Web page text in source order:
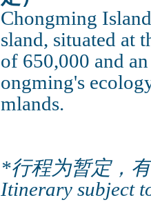
Chongming
sland, situated at
of 650,000 and
ongming's
mlands.
*行程为暂定，
Itinerary subject